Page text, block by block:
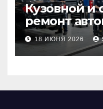
Кузовной и
ремонт
наличие
запчастей
и сроки
18 ИЮНЯ 2026